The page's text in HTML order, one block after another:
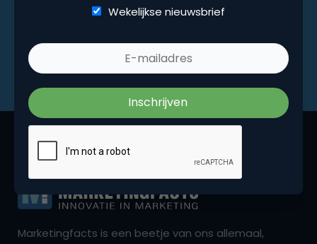
Wekelijkse nieuwsbrief
Marketingfacts is een beetje van ons allemaal,